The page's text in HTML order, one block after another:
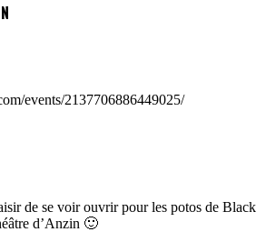
events/2137706886449025/
de se voir ouvrir pour les potos de Black
d’Anzin 🙂